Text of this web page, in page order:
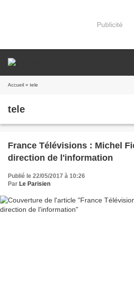
Publicité
Accueil » tele
tele
France Télévisions : Michel
direction de l'information
Publié le 22/05/2017 à 10:26
Par Le Parisien